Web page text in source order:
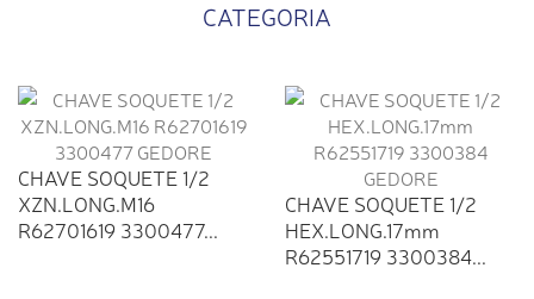
CATEGORIA
CHAVE SOQUETE 1/2
XZN.LONG.M16
R62701619 3300477...
CHAVE SOQUETE 1/2
HEX.LONG.17mm
R62551719 3300384...